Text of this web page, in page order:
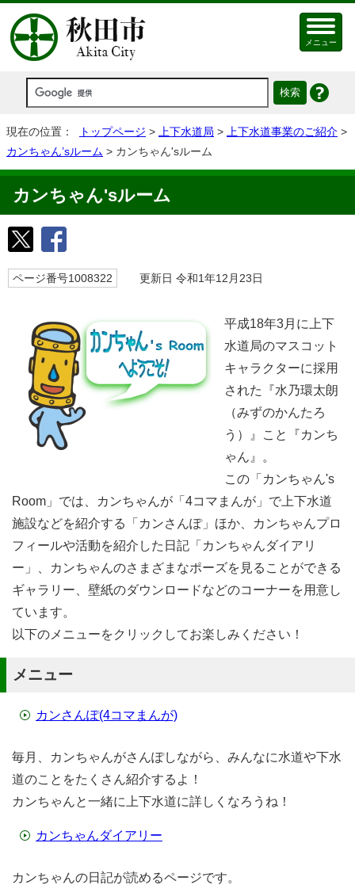
メニュー
現在の位置： トップページ > 上下水道局 > 上下水道事業のご紹介 >
カンちゃん’sルーム > カンちゃん'sルーム
カンちゃん'sルーム
ページ番号1008322 更新日 令和1年12月23日
平成18年3月に上下
水道局のマスコット
キャラクターに採用
された『水乃環太朗
（みずのかんたろ
う）』こと『カンち
ゃん』。
この「カンちゃん's
Room」では、カンちゃんが「4コマまんが」で上下水道
施設などを紹介する「カンさんぽ」ほか、カンちゃんプロ
フィールや活動を紹介した日記「カンちゃんダイアリ
ー」、カンちゃんのさまざまなポーズを見ることができる
ギャラリー、壁紙のダウンロードなどのコーナーを用意し
ています。
以下のメニューをクリックしてお楽しみください！
メニュー
カンさんぽ(4コマまんが)
毎月、カンちゃんがさんぽしながら、みんなに水道や下水
道のことをたくさん紹介するよ！
カンちゃんと一緒に上下水道に詳しくなろうね！
カンちゃんダイアリー
カンちゃんの日記が読めるページです。